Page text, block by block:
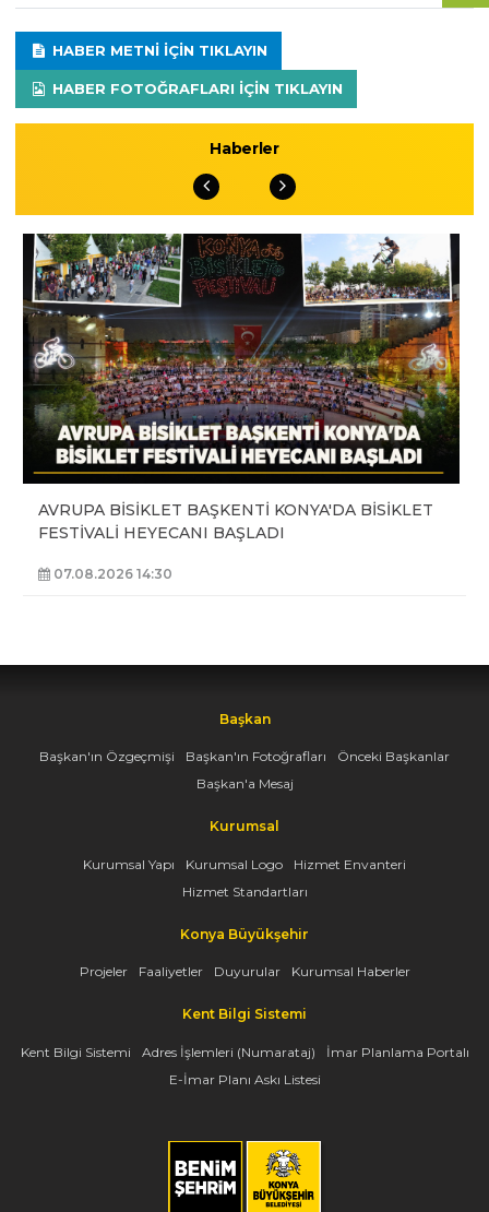
HABER METNI IÇIN TIKLAYIN
HABER FOTOĞRAFLARI IÇIN TIKLAYIN
Haberler
AVRUPA BİSİKLET BAŞKENTİ KONYA'DA BİSİKLET
FESTİVALİ HEYECANI BAŞLADI
07.08.2026 14:30
Başkan
Başkan'ın Özgeçmişi Başkan'ın Fotoğrafları
Önceki Başkanlar
Başkan'a Mesaj
Kurumsal
Kurumsal Yapı Kurumsal Logo
Hizmet Envanteri
Hizmet Standartları
Konya Büyükşehir
Projeler Faaliyetler Duyurular Kurumsal Haberler
Kent Bilgi Sistemi
Kent Bilgi Sistemi Adres İşlemleri (Numarataj)
İmar Planlama Portalı
E-İmar Planı Askı Listesi